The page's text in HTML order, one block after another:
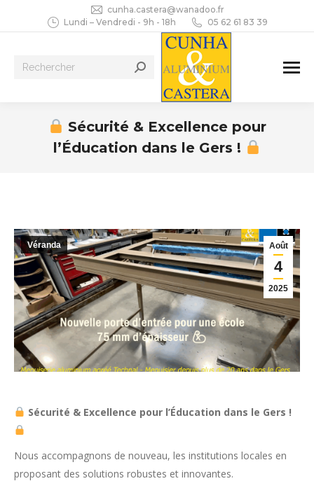
cunha.castera@wanadoo.fr
Lundi – Vendredi - 9h - 18h
05 62 61 83 39
Recherche
Sécurité & Excellence pour
l’Éducation dans le Gers !
Août
4
2025
Véranda
Sécurité & Excellence pour l’Éducation dans le Gers !
Nous accompagnons de nouveau, les institutions locales en
proposant des solutions robustes et innovantes.